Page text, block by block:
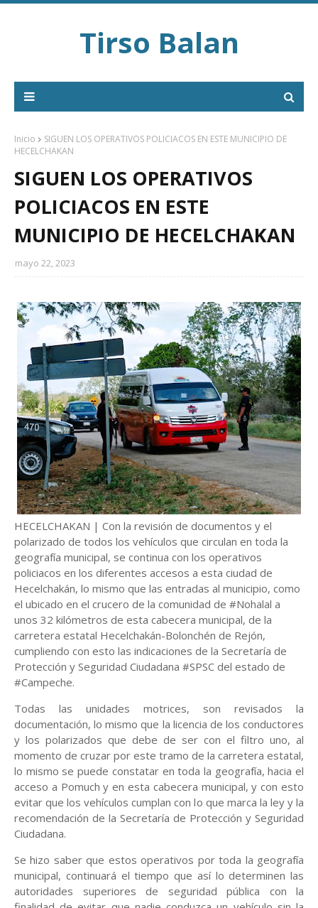
Tirso Balan
Inicio
SIGUEN LOS OPERATIVOS POLICIACOS EN ESTE MUNICIPIO DE
HECELCHAKAN
SIGUEN LOS OPERATIVOS
POLICIACOS EN ESTE
MUNICIPIO DE HECELCHAKAN
mayo 22, 2023
HECELCHAKAN | Con la revisión de documentos y el
polarizado de todos los vehículos que circulan en toda la
geografía municipal, se continua con los operativos
policiacos en los diferentes accesos a esta ciudad de
Hecelchakán, lo mismo que las entradas al municipio, como
el ubicado en el crucero de la comunidad de #Nohalal a
unos 32 kilómetros de esta cabecera municipal, de la
carretera estatal Hecelchakán-Bolonchén de Rejón,
cumpliendo con esto las indicaciones de la Secretaría de
Protección y Seguridad Ciudadana #SPSC del estado de
#Campeche.
Todas las unidades motrices, son revisados la
documentación, lo mismo que la licencia de los conductores
y los polarizados que debe de ser con el filtro uno, al
momento de cruzar por este tramo de la carretera estatal,
lo mismo se puede constatar en toda la geografía, hacia el
acceso a Pomuch y en esta cabecera municipal, y con esto
evitar que los vehículos cumplan con lo que marca la ley y la
recomendación de la Secretaría de Protección y Seguridad
Ciudadana.
Se hizo saber que estos operativos por toda la geografía
municipal, continuará el tiempo que así lo determinen las
autoridades superiores de seguridad pública con la